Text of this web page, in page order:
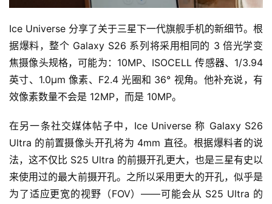
Ice Universe 分享了关于三星下一代旗舰手机的新细节。根
据爆料，整个 Galaxy S26 系列将采用相同的 3 倍光学变
焦摄像头规格，可能为：10MP、ISOCELL 传感器、1/3.94
英寸、1.0μm 像素、F2.4 光圈和 36° 视角。他补充说，有
效像素数量不会是 12MP，而是 10MP。
在另一条社交媒体帖子中，Ice Universe 称 Galaxy S26
Ultra 的前置摄像头开孔将为 4mm 直径。根据爆料者的说
法，这不仅比 S25 Ultra 的前摄开孔更大，也是三星有史以
来使用过的最大前摄开孔。之所以采用更大的开孔，似乎是
为了适应更宽的视野（FOV）——可能会从 S25 Ultra 的